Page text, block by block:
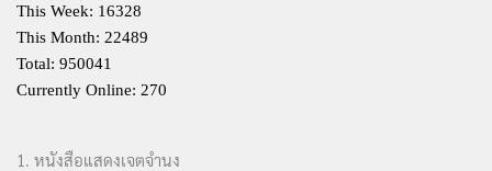
This Week: 16328
This Month: 22489
Total: 950041
Currently Online: 270
1. หนังสือแสดงเจตจำนง